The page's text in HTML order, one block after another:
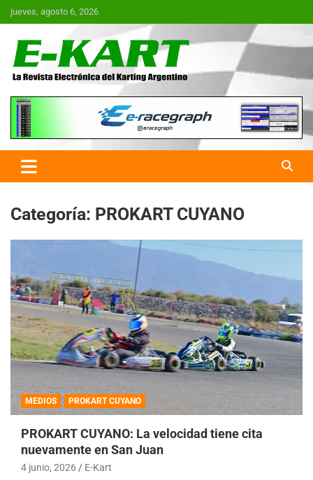
Saltar
al
jueves, agosto 6, 2026
E-Kart.com.ar | La Revista
Electrónica del Karting en
Argentina
Categoría: PROKART CUYANO
MEDIOS PROKART CUYANO
PROKART CUYANO: La velocidad tiene cita
nuevamente en San Juan
4 junio, 2026 E-Kart